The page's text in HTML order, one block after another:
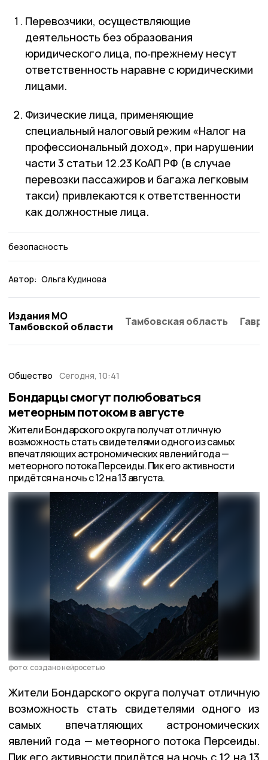
Перевозчики, осуществляющие
деятельность без образования
юридического лица, по‑прежнему несут
ответственность наравне с юридическими
лицами.
Физические лица, применяющие
специальный налоговый режим «Налог на
профессиональный доход», при нарушении
части 3 статьи 12.23 КоАП РФ (в случае
перевозки пассажиров и багажа легковым
такси) привлекаются к ответственности
как должностные лица.
безопасность
Автор: Ольга Кудинова
Издания МО
Тамбовской области
Тамбовская область
Общество Сегодня, 10:41
Бондарцы смогут полюбоваться
метеорным потоком в августе
Жители Бондарского округа получат отличную
возможность стать свидетелями одного из самых
впечатляющих астрономических явлений года —
метеорного потока Персеиды. Пик его активности
придётся на ночь с 12 на 13 августа.
фото: создано нейросетью
Жители Бондарского округа получат отличную
возможность стать свидетелями одного из
самых впечатляющих астрономических
явлений года — метеорного потока Персеиды.
Пик его активности придётся на ночь с 12 на 13